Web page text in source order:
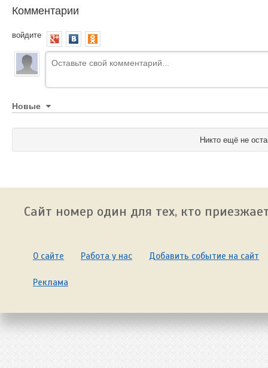
Комментарии
войдите
Новые
Никто ещё не
Сайт номер один для тех, кто
О сайте Работа у нас Добавить событие на сайт
Реклама